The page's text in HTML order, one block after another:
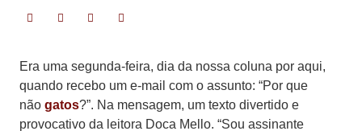
Era uma segunda-feira, dia da nossa coluna por aqui,
quando recebo um e-mail com o assunto: “Por que
não gatos?”. Na mensagem, um texto divertido e
provocativo da leitora Doca Mello. “Sou assinante